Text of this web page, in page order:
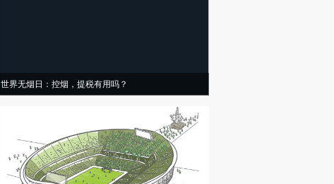
世界无烟日：控烟，提税有用吗？